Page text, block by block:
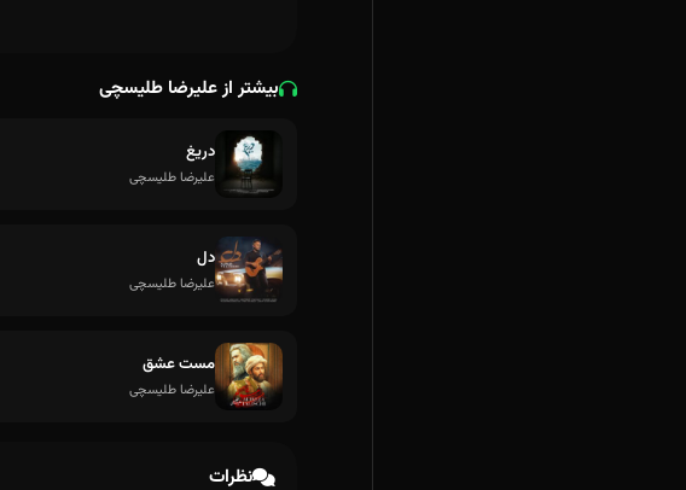
بیشتر از علیرضا طلیسچی
دریغ
علیرضا طلیسچی
دل
علیرضا طلیسچی
مست عشق
علیرضا طلیسچی
نظرات